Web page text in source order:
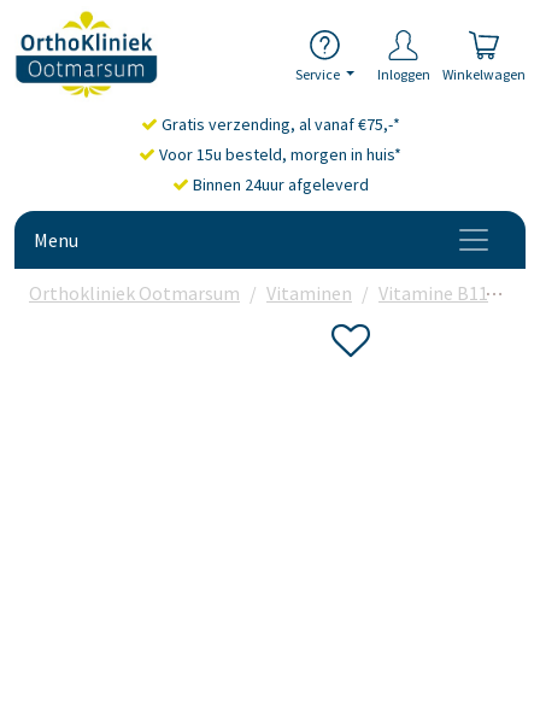
Service Inloggen Winkelwagen
Gratis verzending, al vanaf €75,-*
Voor 15u besteld, morgen in huis*
Binnen 24uur afgeleverd
Menu
Orthokliniek Ootmarsum Vitaminen Vitamine B11